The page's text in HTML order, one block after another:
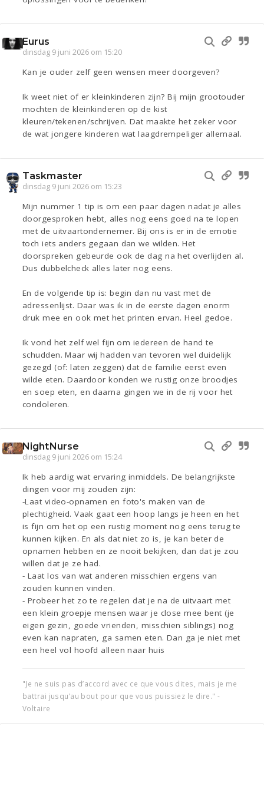
Eurus
dinsdag 9 juni 2026 om 15:20
Kan je ouder zelf geen wensen meer doorgeven?
Ik weet niet of er kleinkinderen zijn? Bij mijn grootouder
mochten de kleinkinderen op de kist
kleuren/tekenen/schrijven. Dat maakte het zeker voor
de wat jongere kinderen wat laagdrempeliger allemaal.
Taskmaster
dinsdag 9 juni 2026 om 15:23
Mijn nummer 1 tip is om een paar dagen nadat je alles
doorgesproken hebt, alles nog eens goed na te lopen
met de uitvaartondernemer. Bij ons is er in de emotie
toch iets anders gegaan dan we wilden. Het
doorspreken gebeurde ook de dag na het overlijden al.
Dus dubbelcheck alles later nog eens.
En de volgende tip is: begin dan nu vast met de
adressenlijst. Daar was ik in de eerste dagen enorm
druk mee en ook met het printen ervan. Heel gedoe.
Ik vond het zelf wel fijn om iedereen de hand te
schudden. Maar wij hadden van tevoren wel duidelijk
gezegd (of: laten zeggen) dat de familie eerst even
wilde eten. Daardoor konden we rustig onze broodjes
en soep eten, en daarna gingen we in de rij voor het
condoleren.
NightNurse
dinsdag 9 juni 2026 om 15:24
Ik heb aardig wat ervaring inmiddels. De belangrijkste
dingen voor mij zouden zijn:
-Laat video-opnamen en foto's maken van de
plechtigheid. Vaak gaat een hoop langs je heen en het
is fijn om het op een rustig moment nog eens terug te
kunnen kijken. En als dat niet zo is, je kan beter de
opnamen hebben en ze nooit bekijken, dan dat je zou
willen dat je ze had.
- Laat los van wat anderen misschien ergens van
zouden kunnen vinden.
- Probeer het zo te regelen dat je na de uitvaart met
een klein groepje mensen waar je close mee bent (je
eigen gezin, goede vrienden, misschien siblings) nog
even kan napraten, ga samen eten. Dan ga je niet met
een heel vol hoofd alleen naar huis
"Je ne suis pas d’accord avec ce que vous dites, mais je me
battrai jusqu’au bout pour que vous puissiez le dire." -
Voltaire